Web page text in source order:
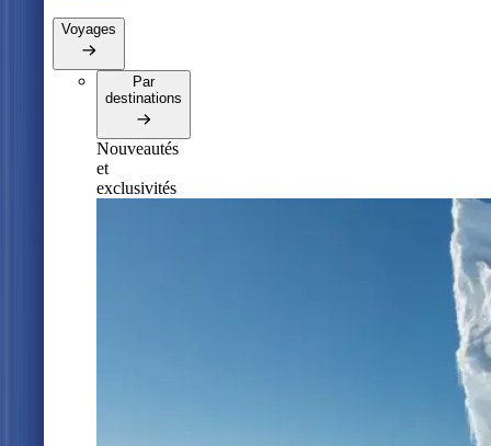
Voyages
Par
destinations
Nouveautés
et
exclusivités